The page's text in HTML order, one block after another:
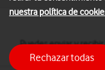
Puedes enviar y
nuestra política de
Rechazar todas